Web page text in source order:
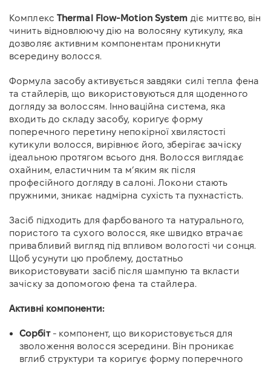
Комплекс Thermal Flow-Motion System діє миттєво, він
чинить відновлюючу дію на волосяну кутикулу, яка
дозволяє активним компонентам проникнути
всередину волосся.
Формула засобу активується завдяки силі тепла фена
та стайлерів, що використовуються для щоденного
догляду за волоссям. Інноваційна система, яка
входить до складу засобу, коригує форму
поперечного перетину непокірної хвилястості
кутикули волосся, вирівнює його, зберігає зачіску
ідеальною протягом всього дня. Волосся виглядає
охайним, еластичним та мʼяким як після
професійного догляду в салоні. Локони стають
пружними, зникає надмірна сухість та пухнастість.
Засіб підходить для фарбованого та натурального,
пористого та сухого волосся, яке швидко втрачає
привабливий вигляд під впливом вологості чи сонця.
Щоб усунути цю проблему, достатньо
використовувати засіб після шампуню та вкласти
зачіску за допомогою фена та стайлера.
Активні компоненти:
Сорбіт - компонент, що використовується для
зволоження волосся зсередини. Він проникає
вглиб структури та коригує форму поперечного